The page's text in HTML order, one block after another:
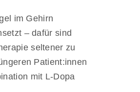
im Gehirn
– dafür sind
seltener zu
Patient:innen
mit L-Dopa